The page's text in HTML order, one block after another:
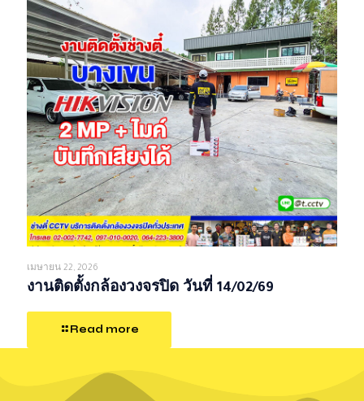
เมษายน 22, 2026
งานติดตั้งกล้องวงจรปิด วันที่ 14/02/69
Read more